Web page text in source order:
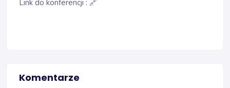
Link do konferencji : 🔗
Komentarze